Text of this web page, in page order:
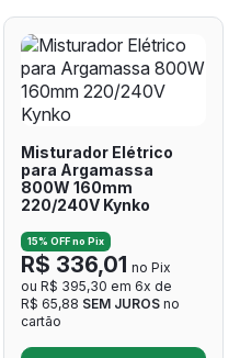
Misturador Elétrico
para Argamassa
800W 160mm
220/240V Kynko
15% OFF no Pix
R$ 336,01 no Pix
ou R$ 395,30 em 6x de
R$ 65,88 SEM JUROS no
cartão